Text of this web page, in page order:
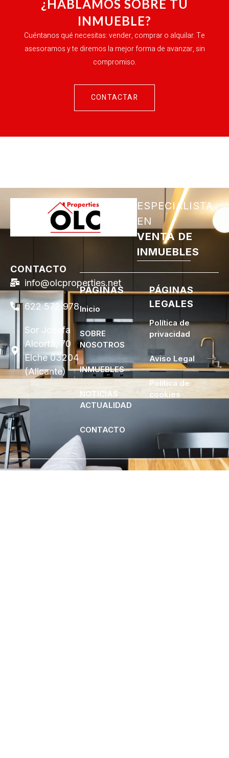
¿HABLAMOS SOBRE TU
INMUEBLE?
Cuéntanos qué necesitas: vender, comprar o alquilar. Te
asesoramos y te diremos la mejor forma de avanzar, sin
compromiso.
CONTACTAR
ESPECIALISTA
EN
VENTA DE
INMUEBLES
CONTACTO
info@olcproperties.net
622 572 978
Sor Josefa
Alcorta, 70
Elche 03204
(Alicante)
PÁGINAS
Inicio
SOBRE
NOSOTROS
INMUEBLES
NOTICIAS
ACTUALIDAD
CONTACTO
PÁGINAS
LEGALES
Política de
privacidad
Aviso Legal
Política de
cookies